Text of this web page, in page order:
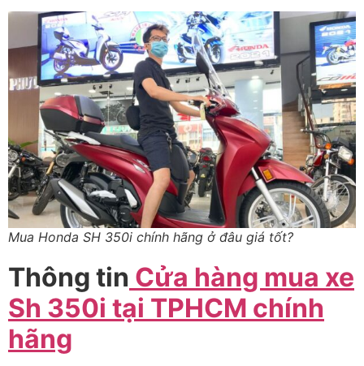
Mua Honda SH 350i chính hãng ở đâu giá tốt?
Thông tin Cửa hàng mua xe
Sh 350i tại TPHCM chính
hãng